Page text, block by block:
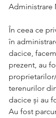
Administrare
În ceea ce
în
dacice,
prezent, au
terenurilor
dacice și au
Au fost